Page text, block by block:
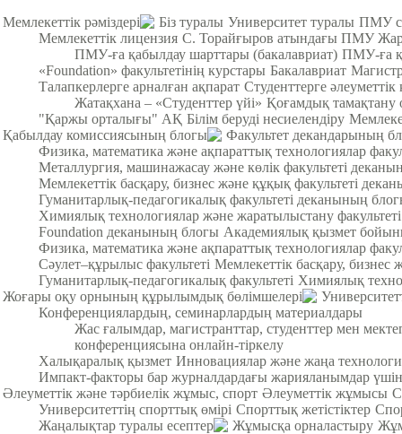
Мемлекеттік рәміздері
Біз туралы Университет туралы ПМУ
Мемлекеттік лицензия С. Торайғыров атындағы ПМУ
ПМУ-ға қабылдау шарттары (бакалавриат) ПМУ-ға
«Foundation» факультетінің курстары Бакалавриат
Талапкерлерге арналған ақпарат Студенттерге әлеуметтік
Жатақхана – «Студенттер үйі» Қоғамдық тамақтану
"Қаржы орталығы" АҚ Білім беруді несиелендіру
Қабылдау комиссиясының блогы
Факультет декандарының
Физика, математика және ақпараттық технологиялар
Металлургия, машинажасау және көлік факультеті
Мемлекеттік басқару, бизнес және құқық факультеті
Гуманитарлық-педагогикалық факультеті деканының
Химиялық технологиялар және жаратылыстану
Foundation деканының блогы Академиялық қызмет
Физика, математика және ақпараттық технологиялар
Cәулет–құрылыс факультеті Мемлекеттік басқару, бизнес
Гуманитарлық-педагогикалық факультеті Химиялық
Жоғары оқу орнының құрылымдық бөлімшелері
Конференциялардың, семинарлардың материалдары
Жас ғалымдар, магистранттар, студенттер мен
конференциясына онлайн-тіркелу
Халықаралық қызмет Инновациялар және жаңа
Импакт-факторы бар журналдардағы жарияланымдар үшін
Әлеуметтік және тәрбиелік жұмыс, спорт Әлеуметтік жұмысы
Университеттің спорттық өмірі Спорттық жетістіктер
Жаңалықтар туралы есептер
Жұмысқа орналастыру